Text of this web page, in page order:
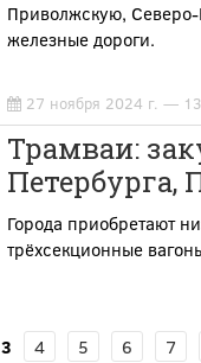
Приволжскую,
железные дороги.
27 ноября 2024 г. —
Трамваи:
Петербурга,
Города приобретают
трёхсекционные
3 4 5 6 7